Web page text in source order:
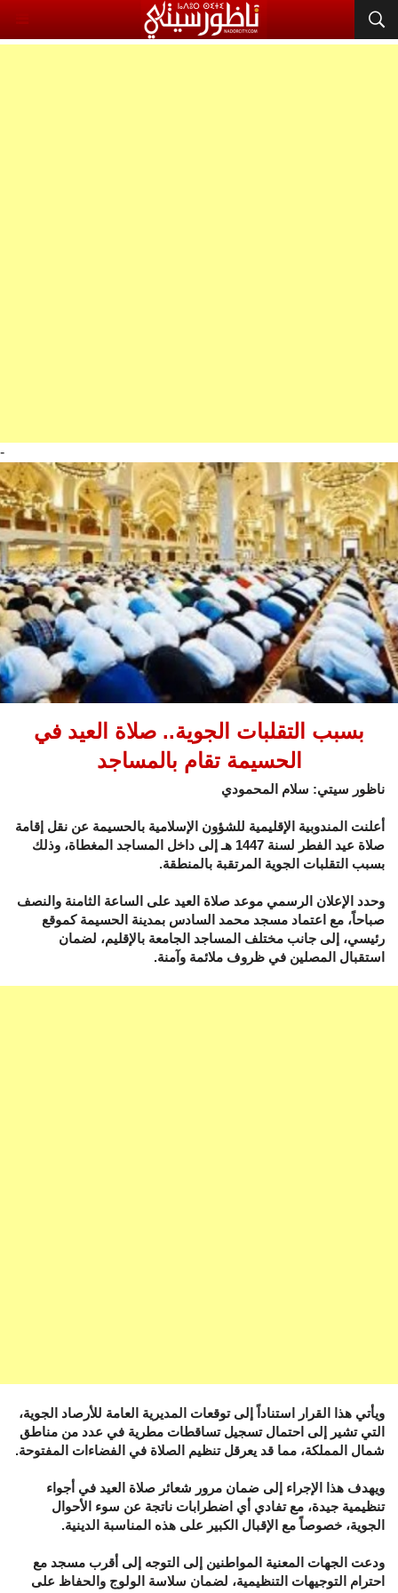
-
بسبب التقلبات الجوية.. صلاة العيد في
الحسيمة تقام بالمساجد
ناظور سيتي: سلام المحمودي
أعلنت المندوبية الإقليمية للشؤون الإسلامية بالحسيمة عن نقل إقامة
صلاة عيد الفطر لسنة 1447 هـ إلى داخل المساجد المغطاة، وذلك
بسبب التقلبات الجوية المرتقبة بالمنطقة.
وحدد الإعلان الرسمي موعد صلاة العيد على الساعة الثامنة والنصف
صباحاً، مع اعتماد مسجد محمد السادس بمدينة الحسيمة كموقع
رئيسي، إلى جانب مختلف المساجد الجامعة بالإقليم، لضمان
استقبال المصلين في ظروف ملائمة وآمنة.
ويأتي هذا القرار استناداً إلى توقعات المديرية العامة للأرصاد الجوية،
التي تشير إلى احتمال تسجيل تساقطات مطرية في عدد من مناطق
شمال المملكة، مما قد يعرقل تنظيم الصلاة في الفضاءات المفتوحة.
ويهدف هذا الإجراء إلى ضمان مرور شعائر صلاة العيد في أجواء
تنظيمية جيدة، مع تفادي أي اضطرابات ناتجة عن سوء الأحوال
الجوية، خصوصاً مع الإقبال الكبير على هذه المناسبة الدينية.
ودعت الجهات المعنية المواطنين إلى التوجه إلى أقرب مسجد مع
احترام التوجيهات التنظيمية، لضمان سلاسة الولوج والحفاظ على